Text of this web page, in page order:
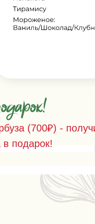
(700₽) -
в подарок!